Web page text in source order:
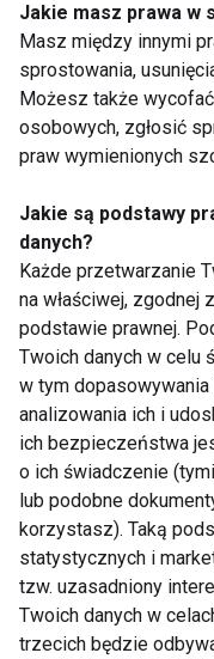
Klinika
nowoczesne
rozwiązania dla
zdrowego i
uśmiechu
Chiropraktyka i
biorezonans –
warto z nich
skorzystać?
Holistyczne
do zdrowia w
Krakowie
Ten problem może
dotyczyć nawet
piątej kobiety na
Jakie masz prawa w
Masz między innymi
sprostowania,
Możesz także
osobowych, zgłosić
praw wymienionych
Jakie są podstawy
danych?
Każde przetwarzanie
na właściwej,
podstawie prawnej.
Twoich danych w celu
w tym
analizowania ich i
ich bezpieczeństwa
o ich świadczenie
lub podobne
korzystasz). Taką
statystycznych i
tzw. uzasadniony
Twoich danych w
trzecich będzie